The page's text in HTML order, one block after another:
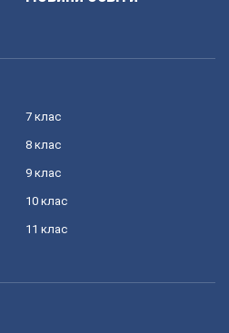
7 клас
8 клас
9 клас
10 клас
11 клас